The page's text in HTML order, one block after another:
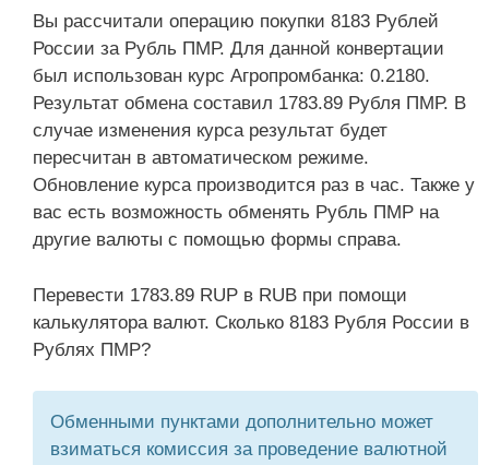
Вы рассчитали операцию покупки 8183 Рублей
России за Рубль ПМР. Для данной конвертации
был использован курс Агропромбанка: 0.2180.
Результат обмена составил 1783.89 Рубля ПМР. В
случае изменения курса результат будет
пересчитан в автоматическом режиме.
Обновление курса производится раз в час. Также у
вас есть возможность обменять Рубль ПМР на
другие валюты с помощью формы справа.
Перевести 1783.89 RUP в RUB при помощи
калькулятора валют. Сколько 8183 Рубля России в
Рублях ПМР?
Обменными пунктами дополнительно может
взиматься комиссия за проведение валютной